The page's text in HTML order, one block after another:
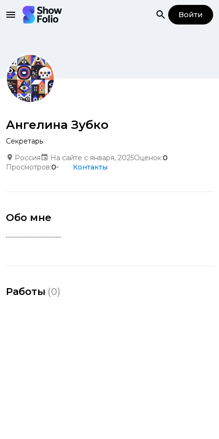
Войти
Ангелина Зубко
Секретарь
Россия
На сайте с января, 2025Оценок:0
Просмотров:0 Контакты
Обо мне
......................................
Работы (0)